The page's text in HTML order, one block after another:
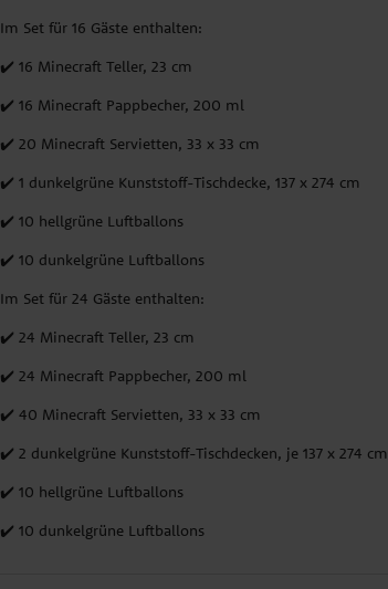
Im Set für 16 Gäste enthalten:
✔️ 16 Minecraft Teller, 23 cm
✔️ 16 Minecraft Pappbecher, 200 ml
✔️ 20 Minecraft Servietten, 33 x 33 cm
✔️ 1 dunkelgrüne Kunststoff-Tischdecke, 137 x 274 cm
✔️ 10 hellgrüne Luftballons
✔️ 10 dunkelgrüne Luftballons
Im Set für 24 Gäste enthalten:
✔️ 24 Minecraft Teller, 23 cm
✔️ 24 Minecraft Pappbecher, 200 ml
✔️ 40 Minecraft Servietten, 33 x 33 cm
✔️ 2 dunkelgrüne Kunststoff-Tischdecken, je 137 x 274 cm
✔️ 10 hellgrüne Luftballons
✔️ 10 dunkelgrüne Luftballons